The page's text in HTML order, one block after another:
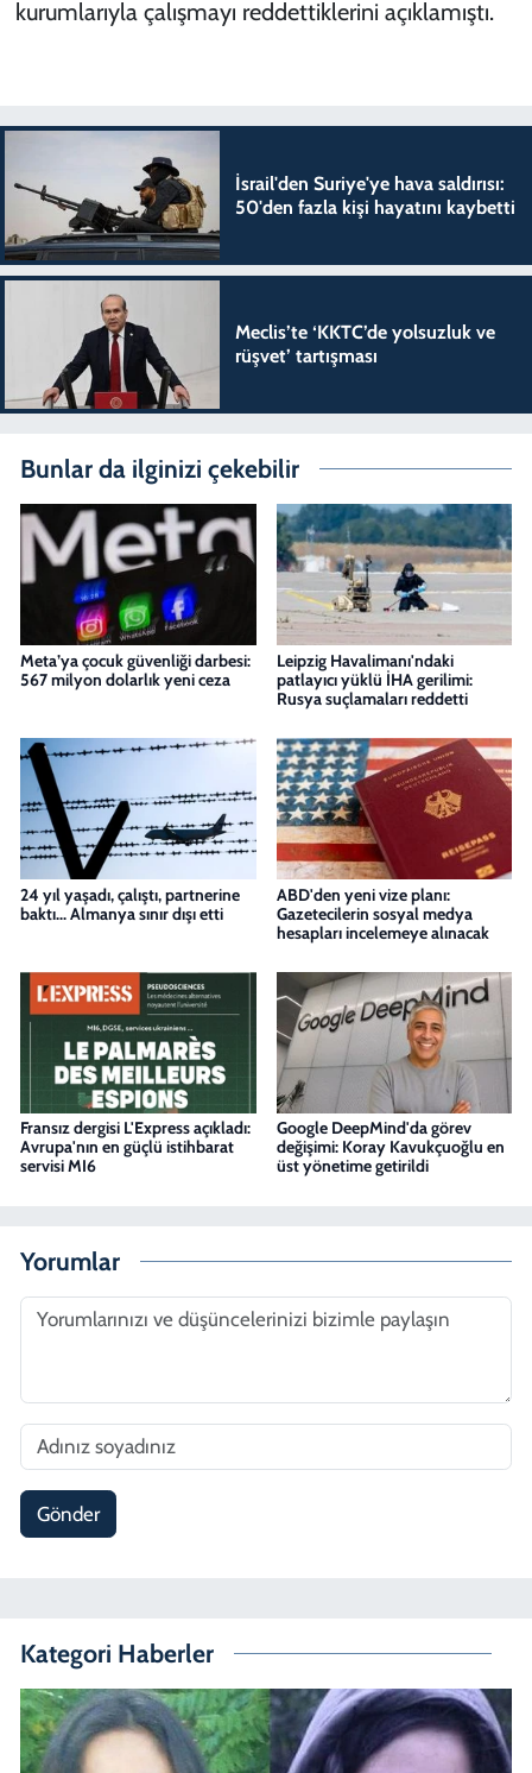
kurumlarıyla çalışmayı reddettiklerini açıklamıştı.
İsrail'den Suriye'ye hava saldırısı:
50'den fazla kişi hayatını kaybetti
Meclis’te ‘KKTC’de yolsuzluk ve
rüşvet’ tartışması
Bunlar da ilginizi çekebilir
Meta’ya çocuk güvenliği darbesi:
567 milyon dolarlık yeni ceza
Leipzig Havalimanı'ndaki
patlayıcı yüklü İHA gerilimi:
Rusya suçlamaları reddetti
24 yıl yaşadı, çalıştı, partnerine
baktı... Almanya sınır dışı etti
ABD'den yeni vize planı:
Gazetecilerin sosyal medya
hesapları incelemeye alınacak
Fransız dergisi L'Express açıkladı:
Avrupa'nın en güçlü istihbarat
servisi MI6
Google DeepMind'da görev
değişimi: Koray Kavukçuoğlu en
üst yönetime getirildi
Yorumlar
Gönder
Kategori Haberler